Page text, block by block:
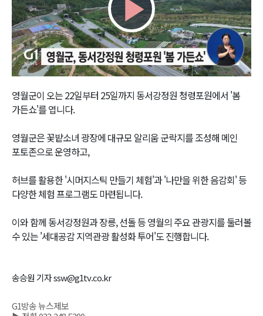
Play
Video
영월군이 오는 22일부터 25일까지 동서강정원 청령포원에서 '봄
가든쇼'를 엽니다.
영월군은 꽃밭소녀 광장에 대규모 알리움 군락지를 조성해 메인
포토존으로 운영하고,
허브를 활용한 '시머지스틱 만들기 체험'과 '나만을 위한 음감회' 등
다양한 체험 프로그램도 마련됩니다.
이와 함께 동서강정원과 장릉, 선돌 등 영월의 주요 관광지를 둘러볼
수 있는 '세대공감 지역관광 활성화 투어'도 진행합니다.
송승원 기자 ssw@g1tv.co.kr
G1방송 뉴스제보